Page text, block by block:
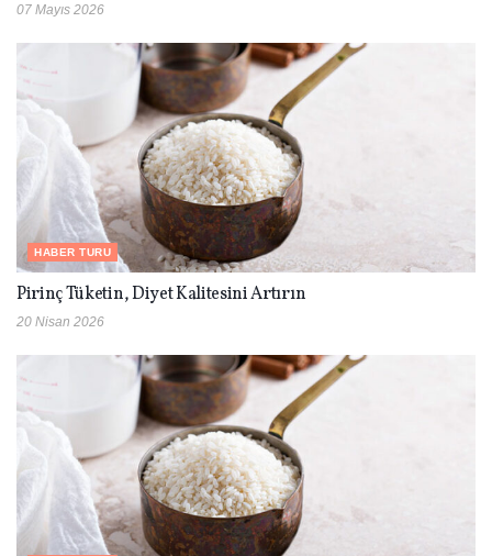
07 Mayıs 2026
HABER TURU
Pirinç Tüketin, Diyet Kalitesini Artırın
20 Nisan 2026